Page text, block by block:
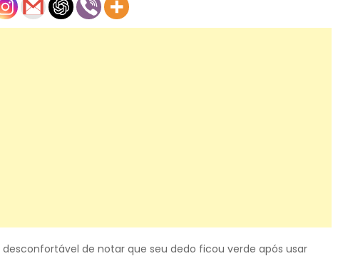
de notar que seu dedo ficou verde após usar